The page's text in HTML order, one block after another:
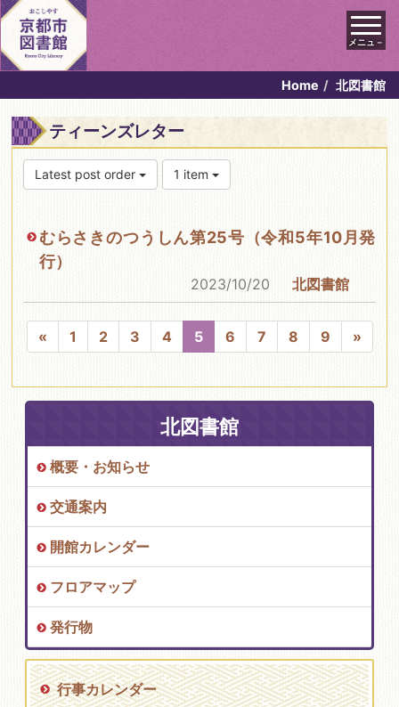
メニュ－
Home 北図書館
ティーンズレター
Latest post order 1 item
むらさきのつうしん第25号（令和5年10月発
行）
2023/10/20 北図書館
« 1 2 3 4 5 6 7 8 9 »
北図書館
概要・お知らせ
交通案内
開館カレンダー
フロアマップ
発行物
行事カレンダー